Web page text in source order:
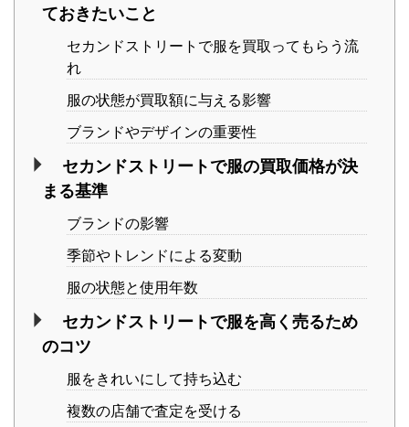
ておきたいこと
セカンドストリートで服を買取ってもらう流
れ
服の状態が買取額に与える影響
ブランドやデザインの重要性
セカンドストリートで服の買取価格が決
まる基準
ブランドの影響
季節やトレンドによる変動
服の状態と使用年数
セカンドストリートで服を高く売るため
のコツ
服をきれいにして持ち込む
複数の店舗で査定を受ける